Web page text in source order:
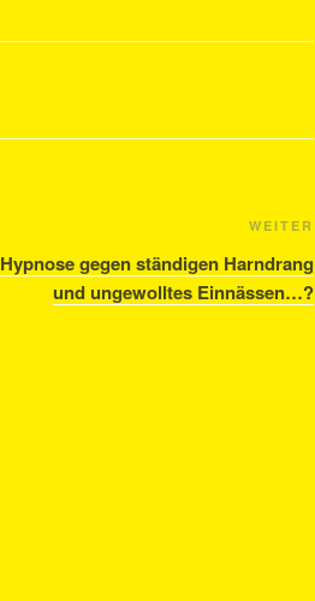
WEITER
Hypnose gegen ständigen Harndrang
und ungewolltes Einnässen…?